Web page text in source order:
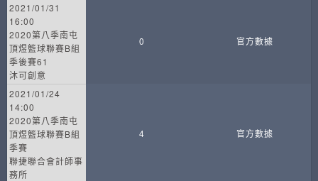
2021/01/31
16:00
2020第八季南屯
頂煜籃球聯賽B組
季後賽61
沐可創意
0 官方數據
2021/01/24
14:00
2020第八季南屯
頂煜籃球聯賽B組
季賽
聯捷聯合會計師事
務所
4 官方數據